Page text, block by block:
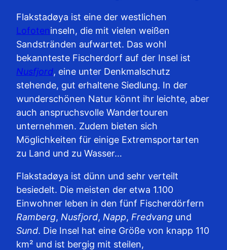
Flakstadøya ist eine der westlichen
Lofoteninseln, die mit vielen weißen
Sandstränden aufwartet. Das wohl
bekannteste Fischerdorf auf der Insel ist
Nusfjord, eine unter Denkmalschutz
stehende, gut erhaltene Siedlung. In der
wunderschönen Natur könnt ihr leichte, aber
auch anspruchsvolle Wandertouren
unternehmen. Zudem bieten sich
Möglichkeiten für einige Extremsportarten
zu Land und zu Wasser…
Flakstadøya ist dünn und sehr verteilt
besiedelt. Die meisten der etwa 1.100
Einwohner leben in den fünf Fischerdörfern
Ramberg, Nusfjord, Napp, Fredvang und
Sund. Die Insel hat eine Größe von knapp 110
km² und ist bergig mit steilen,